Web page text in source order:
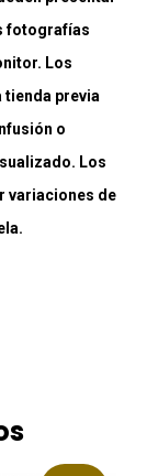
fotografías
Los
tienda previa
o
Los
variaciones de